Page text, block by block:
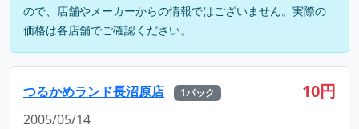
ので、店舗やメーカーからの情報ではございません。実際の
価格は各店舗でご確認ください。
つるかめランド長沼原店 1パック 10円
2005/05/14